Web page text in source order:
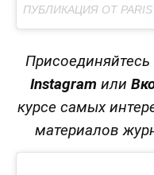
ПУБЛИКАЦИЯ ОТ PARIS
Instagram или
курсе самых
материалов